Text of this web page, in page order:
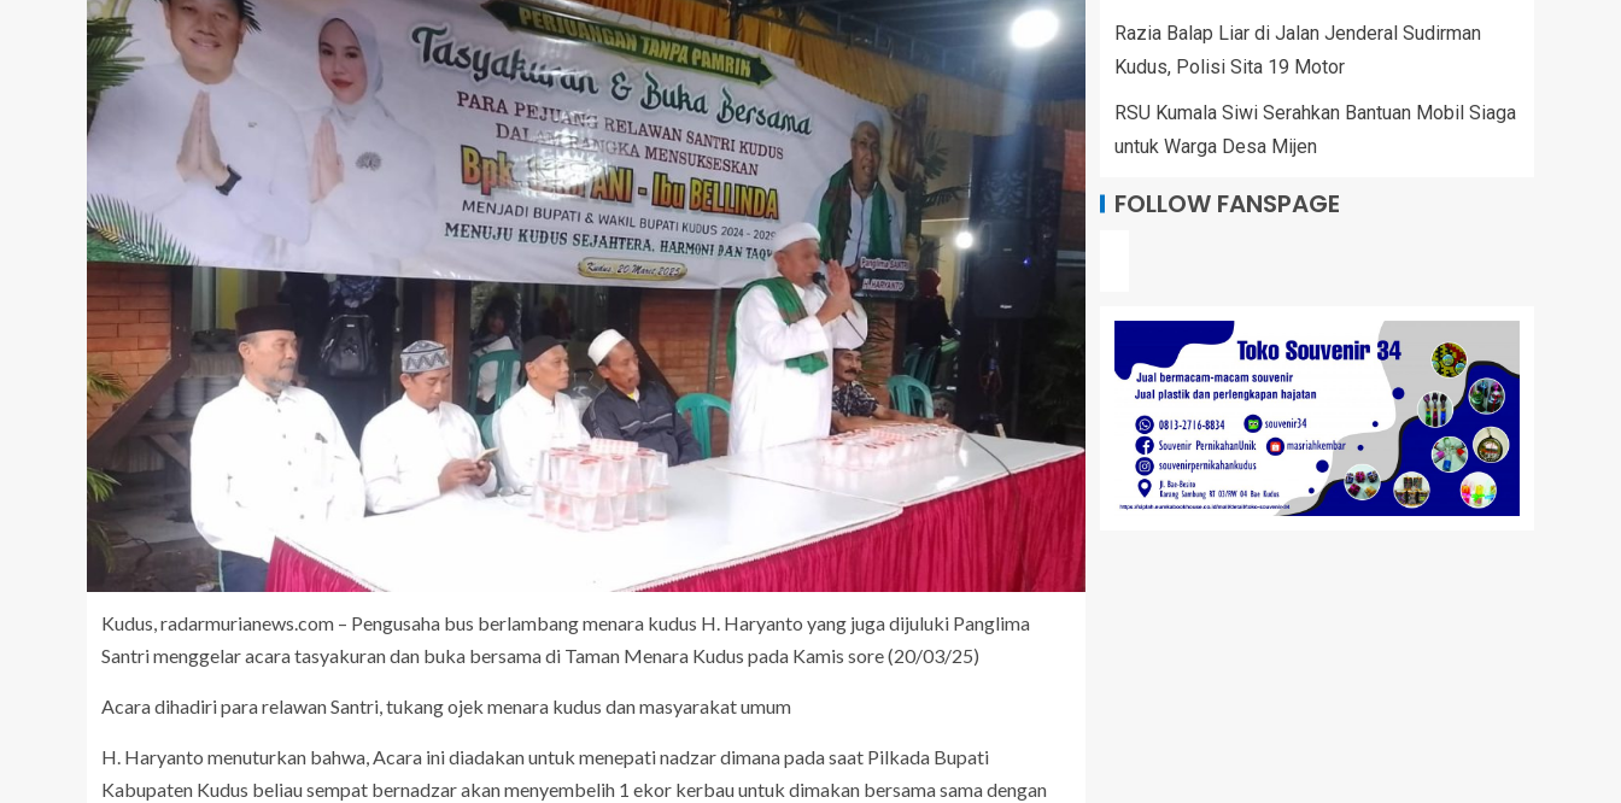
Kudus, radarmurianews.com – Pengusaha bus berlambang menara kudus H. Haryanto yang juga dijuluki Panglima
Santri menggelar acara tasyakuran dan buka bersama di Taman Menara Kudus pada Kamis sore (20/03/25)
Acara dihadiri para relawan Santri, tukang ojek menara kudus dan masyarakat umum
H. Haryanto menuturkan bahwa, Acara ini diadakan untuk menepati nadzar dimana pada saat Pilkada Bupati
Kabupaten Kudus beliau sempat bernadzar akan menyembelih 1 ekor kerbau untuk dimakan bersama sama dengan
Razia Balap Liar di Jalan Jenderal Sudirman
Kudus, Polisi Sita 19 Motor
RSU Kumala Siwi Serahkan Bantuan Mobil Siaga
untuk Warga Desa Mijen
FOLLOW FANSPAGE